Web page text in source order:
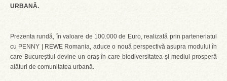
URBANĂ.
Prezenta rundă, în valoare de 100.000 de Euro, realizată prin parteneriatul
cu PENNY | REWE Romania, aduce o nouă perspectivă asupra modului în
care Bucureștiul devine un oraș în care biodiversitatea și mediul prosperă
alături de comunitatea urbană.